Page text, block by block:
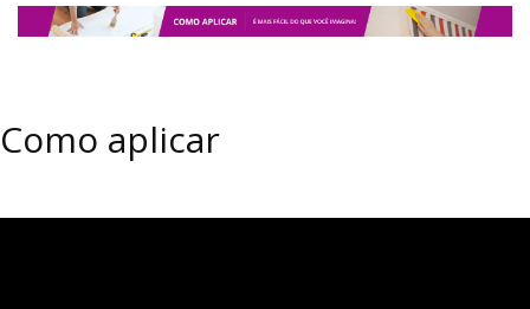
Como aplicar